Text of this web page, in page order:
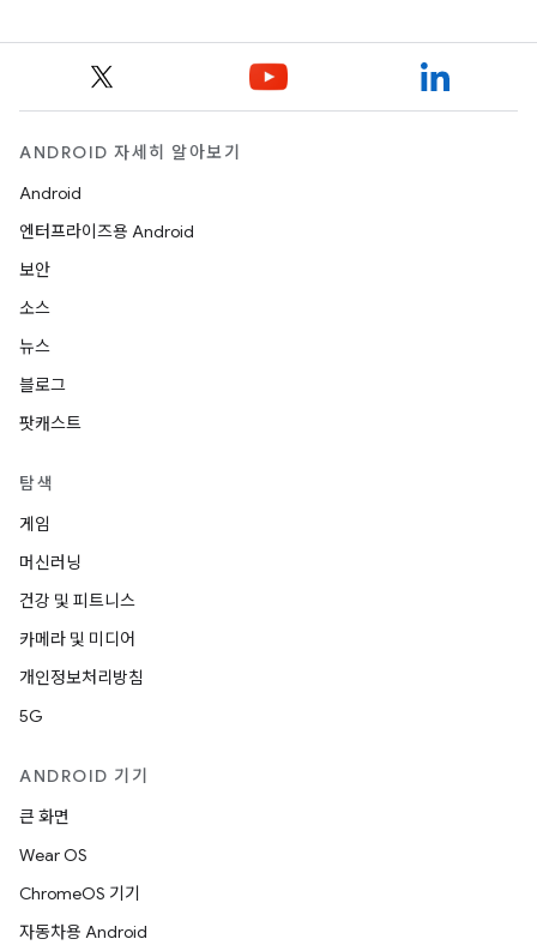
ANDROID 자세히 알아보기
Android
엔터프라이즈용 Android
보안
소스
뉴스
블로그
팟캐스트
탐색
게임
머신러닝
건강 및 피트니스
카메라 및 미디어
개인정보처리방침
5G
ANDROID 기기
큰 화면
Wear OS
ChromeOS 기기
자동차용 Android